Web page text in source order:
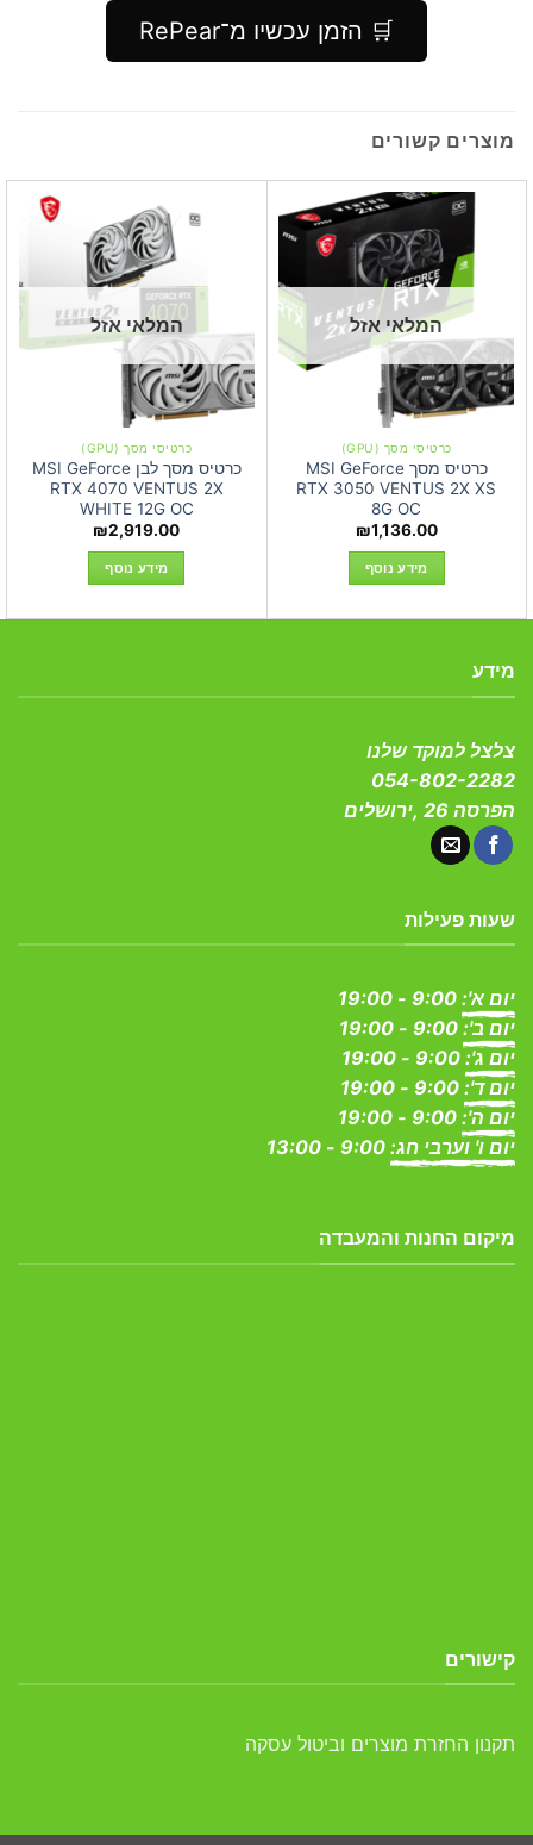
🛒 הזמן עכשיו מ־RePear
מוצרים קשורים
המלאי אזל
כרטיסי מסך (GPU)
כרטיס מסך MSI GeForce
RTX 3050 VENTUS 2X XS
8G OC
₪1,136.00
מידע נוסף
המלאי אזל
כרטיסי מסך (GPU)
כרטיס מסך לבן MSI GeForce
RTX 4070 VENTUS 2X
WHITE 12G OC
₪2,919.00
מידע נוסף
מידע
צלצל למוקד שלנו
054-802-2282
הפרסה 26 ,ירושלים
שעות פעילות
יום א':
יום ב':
יום ג':
יום ד':
יום ה':
יום ו' וערבי חג:
מיקום החנות והמעבדה
קישורים
תקנון החזרת מוצרים וביטול עסקה